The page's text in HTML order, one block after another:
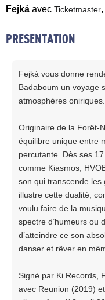
Fejká avec Ticketmaster,
PRESENTATION
Fejká vous donne
Badaboum un voyage
atmosphères oniriques.
Originaire de la Forêt-
équilibre unique entre
percutante. Dès ses
comme Kiasmos,
son qui transcende les
illustre cette dualité,
voulu faire de la
spectre d’humeurs ou
d’atteindre ce son
danser et rêver en
Signé par Ki Records,
avec Reunion (2019)